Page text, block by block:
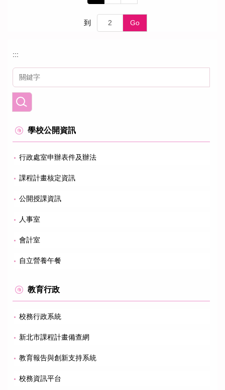
到 Go
:::
學校公開資訊
行政處室申辦表件及辦法
課程計畫核定資訊
公開授課資訊
人事室
會計室
自立營養午餐
教育行政
校務行政系統
新北市課程計畫備查網
教育報告與創新支持系統
校務資訊平台